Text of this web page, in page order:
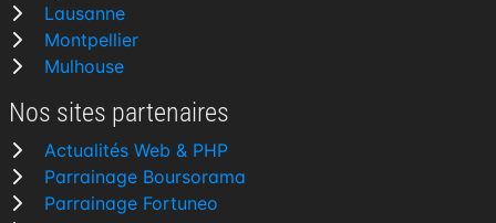
Lausanne
Montpellier
Mulhouse
Nos sites partenaires
Actualités Web & PHP
Parrainage Boursorama
Parrainage Fortuneo